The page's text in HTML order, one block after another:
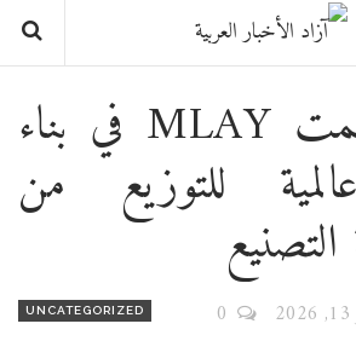
كيف أسهمت MLAY في بناء
للتوزيع من
UNCATEGORIZED 0